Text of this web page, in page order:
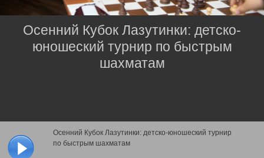
Осенний Кубок Лазутинки: детско-юношеский турнир
по быстрым шахматам
Осенний Кубок Лазутинки: детско-
юношеский турнир по быстрым
шахматам